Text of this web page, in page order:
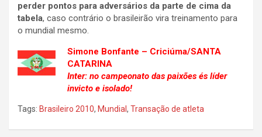
perder pontos para adversários da parte de cima da
tabela, caso contrário o brasileirão vira treinamento para
o mundial mesmo.
Simone Bonfante – Criciúma/SANTA
CATARINA
Inter: no campeonato das paixões és líder
invicto e isolado!
Tags: Brasileiro 2010, Mundial , Transação de atleta